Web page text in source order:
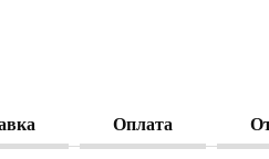
Оплата